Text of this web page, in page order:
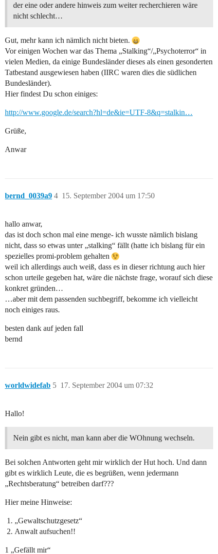
der eine oder andere hinweis zum weiter recherchieren wäre
nicht schlecht…
Gut, mehr kann ich nämlich nicht bieten.
Vor einigen Wochen war das Thema „Stalking“/„Psychoterror“ in
vielen Medien, da einige Bundesländer dieses als einen gesonderten
Tatbestand ausgewiesen haben (IIRC waren dies die südlichen
Bundesländer).
Hier findest Du schon einiges:
http://www.google.de/search?hl=de&ie=UTF-8&q=stalkin…
Grüße,
Anwar
bernd_0039a9 15. September 2004 um 17:50
4
hallo anwar,
das ist doch schon mal eine menge- ich wusste nämlich bislang
nicht, dass so etwas unter „stalking“ fällt (hatte ich bislang für ein
spezielles promi-problem gehalten
weil ich allerdings auch weiß, dass es in dieser richtung auch hier
schon urteile gegeben hat, wäre die nächste frage, worauf sich diese
konkret gründen…
…aber mit dem passenden suchbegriff, bekomme ich vielleicht
noch einiges raus.
besten dank auf jeden fall
bernd
worldwidefab 17. September 2004 um 07:32
5
Hallo!
Nein gibt es nicht, man kann aber die WOhnung wechseln.
Bei solchen Antworten geht mir wirklich der Hut hoch. Und dann
gibt es wirklich Leute, die es begrüßen, wenn jedermann
„Rechtsberatung“ betreiben darf???
Hier meine Hinweise:
„Gewaltschutzgesetz“
Anwalt aufsuchen!!
1 „Gefällt mir“